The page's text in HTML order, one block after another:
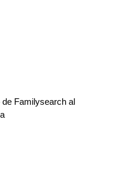
Familysearch al